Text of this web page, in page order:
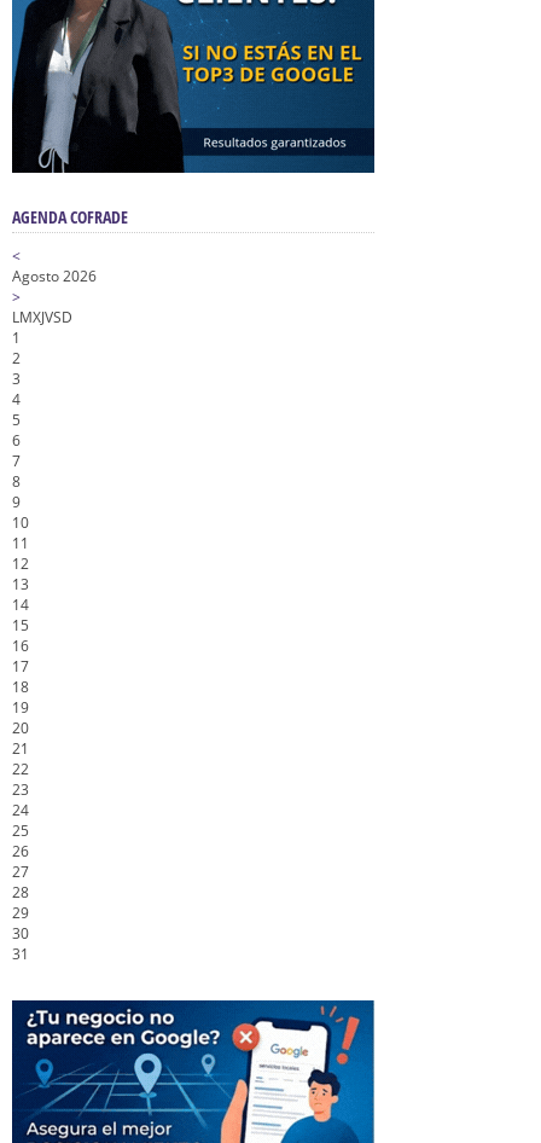
AGENDA COFRADE
<
Agosto 2026
>
LMXJVSD
1
2
3
4
5
6
7
8
9
10
11
12
13
14
15
16
17
18
19
20
21
22
23
24
25
26
27
28
29
30
31